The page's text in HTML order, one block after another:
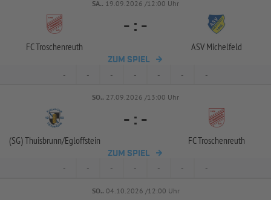
SA.. 19.09.2026 /12:00 Uhr
FC Troschenreuth
- : -
ASV Michelfeld
ZUM SPIEL
- - - - - - -
SO.. 27.09.2026 /13:00 Uhr
(SG) Thuisbrunn/Egloffstein
- : -
FC Troschenreuth
ZUM SPIEL
- - - - - - -
SO.. 04.10.2026 /12:00 Uhr